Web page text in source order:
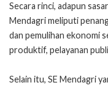
Secara rinci, adapun
Mendagri meliputi
dan pemulihan ekonomi
produktif, pelayanan
Selain itu, SE Mendagri